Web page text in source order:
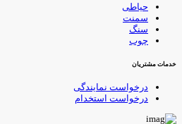
حیاطی
سمنت
سنگ
چوب
مشتریان
درخواست نمایندگی
درخواست استخدام